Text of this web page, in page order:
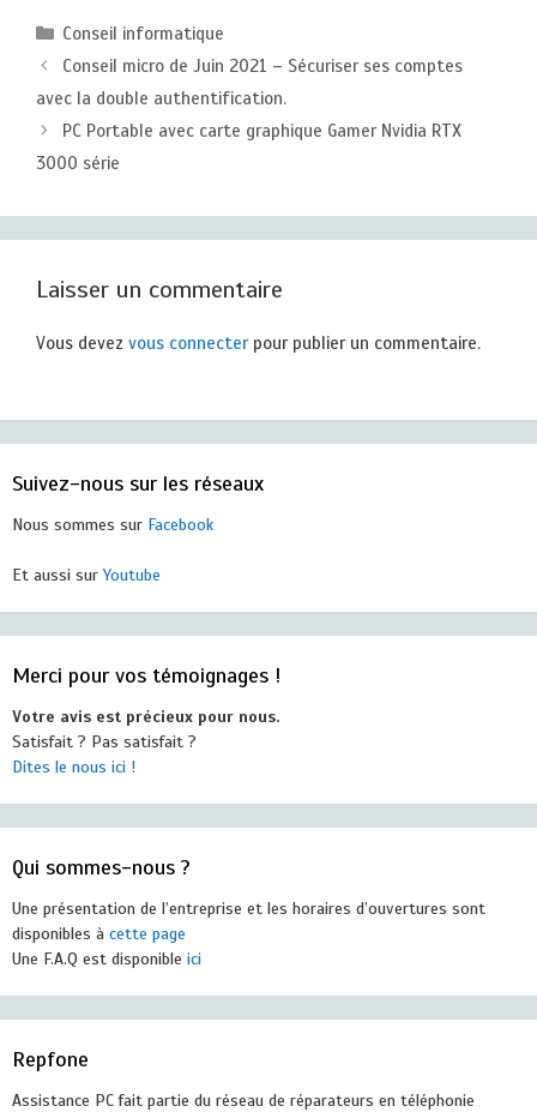
Catégories
Conseil informatique
Conseil micro de Juin 2021 – Sécuriser ses comptes
avec la double authentification.
PC Portable avec carte graphique Gamer Nvidia RTX
3000 série
Laisser un commentaire
Vous devez vous connecterpour publier un commentaire.
Suivez-nous sur les réseaux
Nous sommes sur Facebook
Et aussi surYoutube
Merci pour vos témoignages !
Votre avis est précieux pour nous.
Satisfait ? Pas satisfait ?
Dites le nous ici !
Qui sommes-nous ?
Une présentation de l’entreprise et les horaires d’ouvertures sont
disponibles à cette page
Une F.A.Q est disponible ici
Repfone
Assistance PC fait partie du réseau de réparateurs en téléphonie